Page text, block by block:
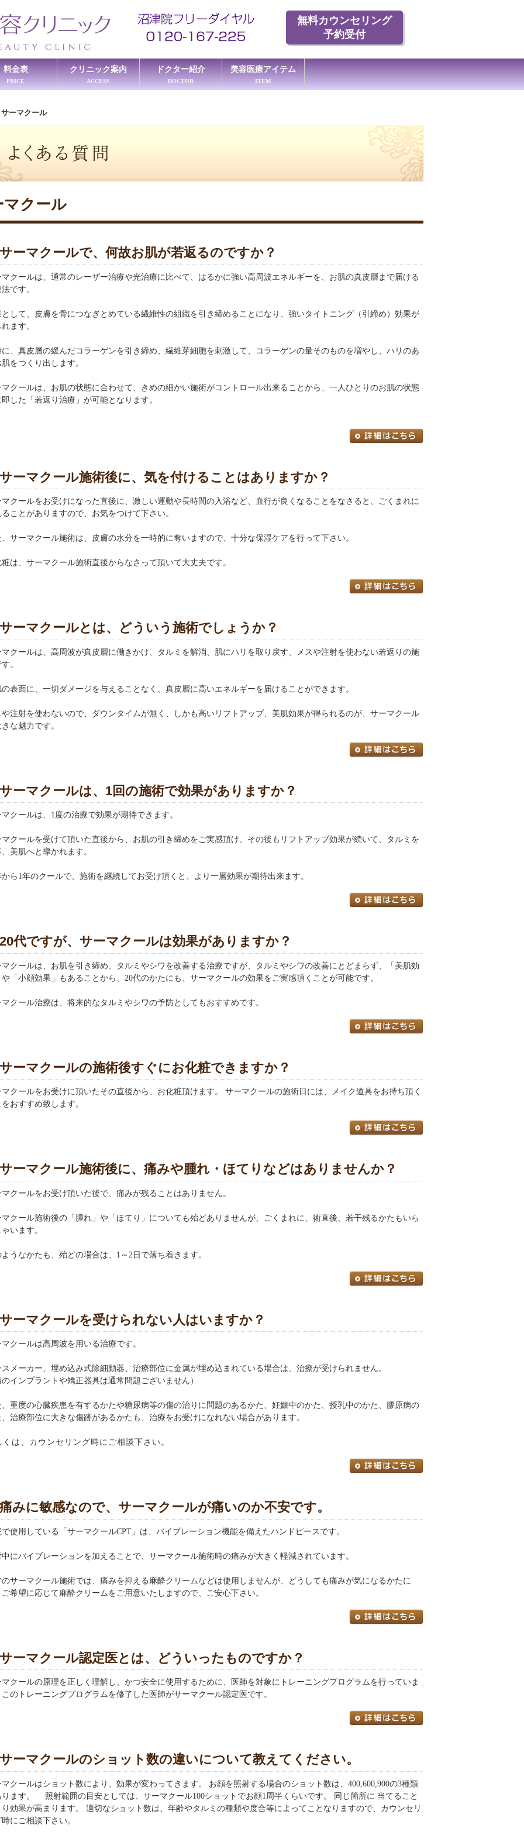
無料カウンセリング
予約受付
料金表
PRICE
クリニック案内
ACCESS
ドクター紹介
DOCTOR
美容医療アイテム
ITEM
サーマクール
マクール
サーマクールで、何故お肌が若返るのですか？
マクールは、通常のレーザー治療や光治療に比べて、はるかに強い高周波エネルギーを、お肌の真皮層まで届ける
法です。
として、皮膚を骨につなぎとめている繊維性の組織を引き締めることになり、強いタイトニング（引締め）効果が
ます。
に、真皮層の緩んだコラーゲンを引き締め、繊維芽細胞を刺激して、コラーゲンの量そのものを増やし、ハリのあ
肌をつくり出します。
マクールは、お肌の状態に合わせて、きめの細かい施術がコントロール出来ることから、一人ひとりのお肌の状態
した「若返り治療」が可能となります。
サーマクール施術後に、気を付けることはありますか？
マクールをお受けになった直後に、激しい運動や長時間の入浴など、血行が良くなることをなさると、ごくまれに
ることがありますので、お気をつけて下さい。
、サーマクール施術は、皮膚の水分を一時的に奪いますので、十分な保湿ケアを行って下さい。
粧は、サーマクール施術直後からなさって頂いて大丈夫です。
サーマクールとは、どういう施術でしょうか？
マクールは、高周波が真皮層に働きかけ、タルミを解消、肌にハリを取り戻す、メスや注射を使わない若返りの施
す。
の表面に、一切ダメージを与えることなく、真皮層に高いエネルギーを届けることができます。
や注射を使わないので、ダウンタイムが無く、しかも高いリフトアップ、美肌効果が得られるのが、サーマクール
きな魅力です。
サーマクールは、1回の施術で効果がありますか？
マクールは、1度の治療で効果が期待できます。
マクールを受けて頂いた直後から、お肌の引き締めをご実感頂け、その後もリフトアップ効果が続いて、タルミを
、美肌へと導かれます。
ら1年のクールで、施術を継続してお受け頂くと、より一層効果が期待出来ます。
20代ですが、サーマクールは効果がありますか？
マクールは、お肌を引き締め、タルミやシワを改善する治療ですが、タルミやシワの改善にとどまらず、「美肌効
「小顔効果」もあることから、20代のかたにも、サーマクールの効果をご実感頂くことが可能です。
クール治療は、将来的なタルミやシワの予防としてもおすすめです。
サーマクールの施術後すぐにお化粧できますか？
マクールをお受けに頂いたその直後から、お化粧頂けます。 サーマクールの施術日には、メイク道具をお持ち頂く
おすすめ致します。
サーマクール施術後に、痛みや腫れ・ほてりなどはありませんか？
クールをお受け頂いた後で、痛みが残ることはありません。
マクール施術後の「腫れ」や「ほてり」についても殆どありませんが、ごくまれに、術直後、若干残るかたもいら
ゃいます。
ようなかたも、殆どの場合は、1～2日で落ち着きます。
サーマクールを受けられない人はいますか？
マクールは高周波を用いる治療です。
スメーカー、埋め込み式除細動器、治療部位に金属が埋め込まれている場合は、治療が受けられません。
のインプラントや矯正器具は通常問題ございません）
、重度の心臓疾患を有するかたや糖尿病等の傷の治りに問題のあるかた、妊娠中のかた、授乳中のかた、膠原病の
治療部位に大きな傷跡があるかたも、治療をお受けになれない場合があります。
くは、カウンセリング時にご相談下さい。
痛みに敏感なので、サーマクールが痛いのか不安です。
で使用している「サーマクールCPT」は、バイブレーション機能を備えたハンドピースです。
中にバイブレーションを加えることで、サーマクール施術時の痛みが大きく軽減されています。
のサーマクール施術では、痛みを抑える麻酔クリームなどは使用しませんが、どうしても痛みが気になるかたに
ご希望に応じて麻酔クリームをご用意いたしますので、ご安心下さい。
サーマクール認定医とは、どういったものですか？
マクールの原理を正しく理解し、かつ安全に使用するために、医師を対象にトレーニングプログラムを行っていま
のトレーニングプログラムを修了した医師がサーマクール認定医です。
サーマクールのショット数の違いについて教えてください。
マクールはショット数により、効果が変わってきます。 お顔を照射する場合のショット数は、400,600,900の3種類
ります。 照射範囲の目安としては、サーマクール100ショットでお顔1周半くらいです。 同じ箇所に 当てること
り効果が高まります。 適切なショット数は、年齢やタルミの種類や度合等によってことなりますので、カウンセリ
時にご相談下さい。